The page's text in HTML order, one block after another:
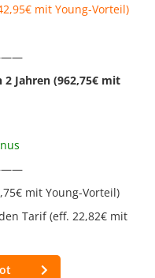
mit Young-Vorteil)
Jahren (962,75€ mit
mit Young-Vorteil)
Tarif (eff. 22,82€ mit